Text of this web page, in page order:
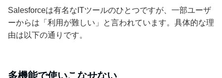
Salesforceは有名なITツールのひとつですが、一部ユーザ
ーからは「利用が難しい」と言われています。具体的な理
由は以下の通りです。
多機能で使いこなせない